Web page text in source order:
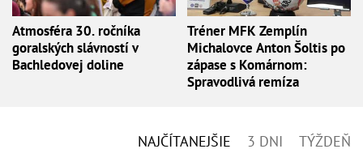
Atmosféra 30. ročníka
goralských slávností v
Bachledovej doline
Tréner MFK Zemplín
Michalovce Anton Šoltis po
zápase s Komárnom:
Spravodlivá remíza
NAJČÍTANEJŠIE 3 DNI TÝŽDEŇ